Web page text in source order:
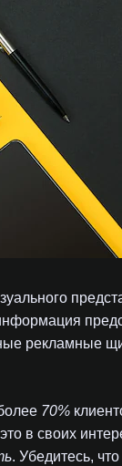
рекламные
70%
в своих
. Убедитесь,